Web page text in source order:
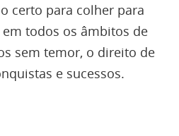
certo para colher para
todos os âmbitos de
sem temor, o direito de
e sucessos.